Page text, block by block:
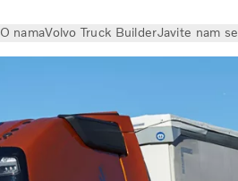
O namaVolvo Truck BuilderJavite nam se